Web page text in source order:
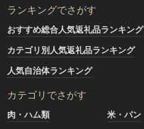
ランキングでさがす
おすすめ総合人気返礼品ランキング
カテゴリ別人気返礼品ランキング
人気自治体ランキング
カテゴリでさがす
肉・ハム類 米・パン